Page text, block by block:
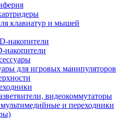
клавиатур и мышей
накопители
накопители
для игровых манипуляторов
видеокоммутаторы
и переходники